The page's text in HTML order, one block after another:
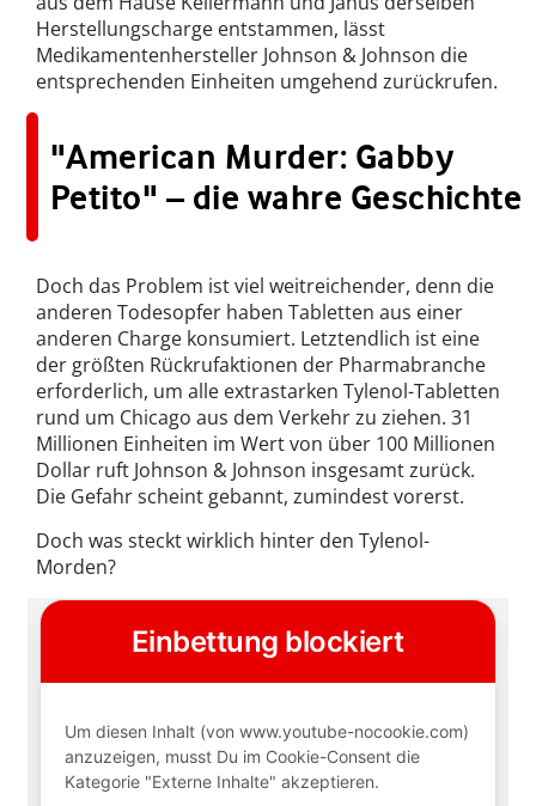
Herstellungscharge entstammen, lässt
Medikamentenhersteller Johnson & Johnson die
entsprechenden Einheiten umgehend zurückrufen.
"American Murder: Gabby
Petito" – die wahre Geschichte
Doch das Problem ist viel weitreichender, denn die
anderen Todesopfer haben Tabletten aus einer
anderen Charge konsumiert. Letztendlich ist eine
der größten Rückrufaktionen der Pharmabranche
erforderlich, um alle extrastarken Tylenol-Tabletten
rund um Chicago aus dem Verkehr zu ziehen. 31
Millionen Einheiten im Wert von über 100 Millionen
Dollar ruft Johnson & Johnson insgesamt zurück.
Die Gefahr scheint gebannt, zumindest vorerst.
Doch was steckt wirklich hinter den Tylenol-
Morden?